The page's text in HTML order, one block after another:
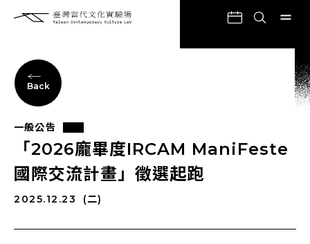
Back
一般公告
「2026龐畢度IRCAM ManiFeste
國際交流計畫」徵選起跑
2025.12.23 (二)